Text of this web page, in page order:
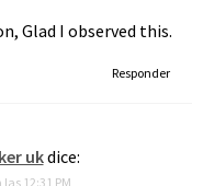
Glad I observed this.
Responder
ukdice:
12:31 PM